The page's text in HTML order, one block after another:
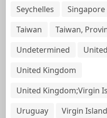
Seychelles
Singapore
Taiwan
Taiwan,
Undetermined
United Kingdom
United Kingdom;Virgin
Uruguay
Virgin